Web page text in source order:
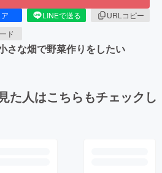
LINEで送る
URLコピー
ド
さな畑で野菜作りをしたい
た人はこちらもチェックし